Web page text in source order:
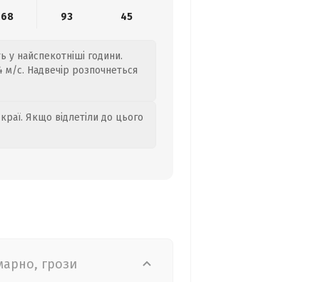
68 93 45
у найспекотніші години.
м/с. Надвечір розпочнеться
Якщо відлетіли до цього
грози